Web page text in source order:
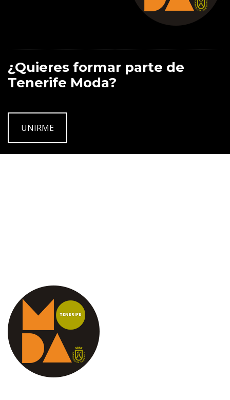
¿Quieres formar parte de
Tenerife Moda?
UNIRME